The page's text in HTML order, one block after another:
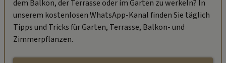
dem Balkon, der Terrasse oder im Garten zu werkeln? In
unserem kostenlosen WhatsApp-Kanal finden Sie täglich
Tipps und Tricks für Garten, Terrasse, Balkon- und
Zimmerpflanzen.